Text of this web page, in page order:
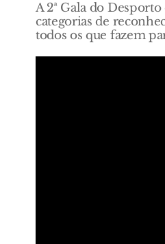
A 2ª Gala do
categorias de
todos os que fazem